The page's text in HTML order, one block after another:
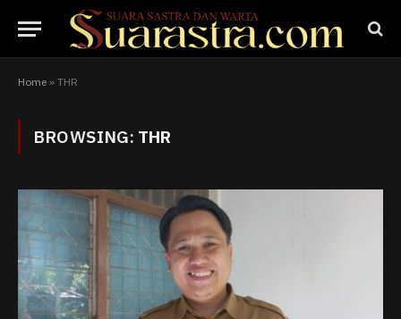
Home » THR
BROWSING: THR